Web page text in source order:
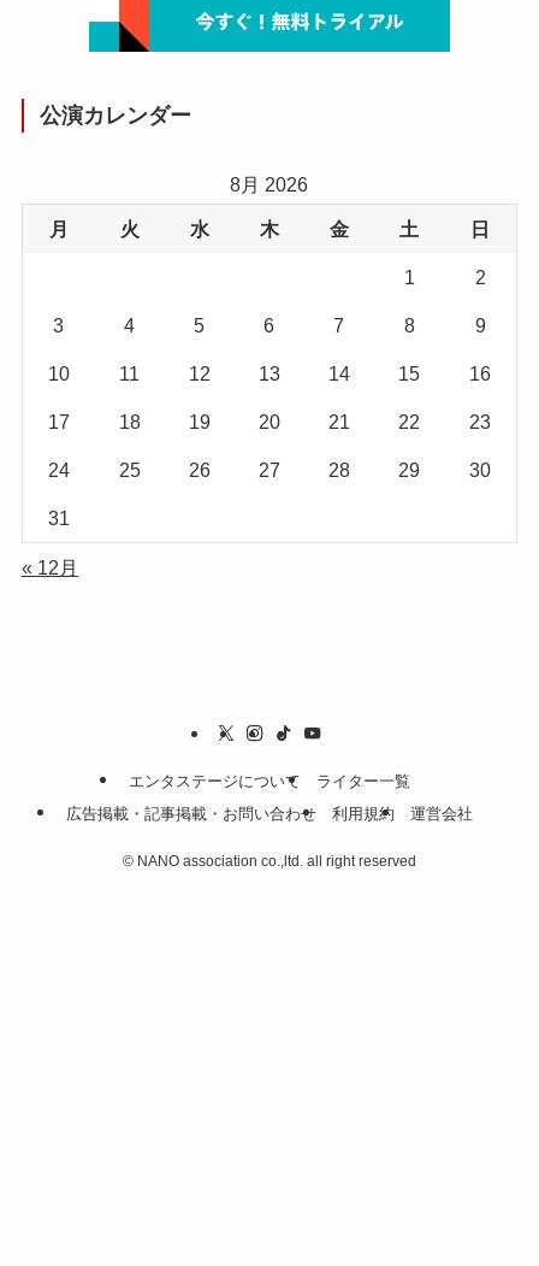
公演カレンダー
8月 2026
月 火 水 木 金 土 日
1 2
3 4 5 6 7 8 9
10 11 12 13 14 15 16
17 18 19 20 21 22 23
24 25 26 27 28 29 30
31
« 12月
エンタステージについて
ライター一覧
広告掲載・記事掲載・お問い合わせ
利用規約 運営会社
© NANO association co.,ltd. all right reserved